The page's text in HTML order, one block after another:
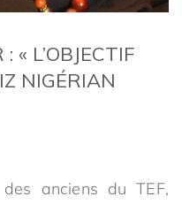
« L’OBJECTIF
NIGÉRIAN
anciens du TEF,